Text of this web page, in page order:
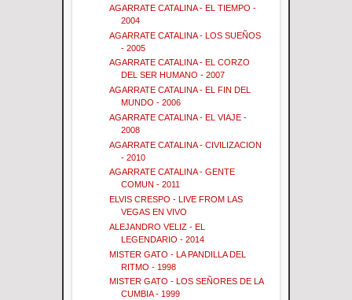
AGARRATE CATALINA - EL TIEMPO -
2004
AGARRATE CATALINA - LOS SUEÑOS
- 2005
AGARRATE CATALINA - EL CORZO
DEL SER HUMANO - 2007
AGARRATE CATALINA - EL FIN DEL
MUNDO - 2006
AGARRATE CATALINA - EL VIAJE -
2008
AGARRATE CATALINA - CIVILIZACION
- 2010
AGARRATE CATALINA - GENTE
COMUN - 2011
ELVIS CRESPO - LIVE FROM LAS
VEGAS EN VIVO
ALEJANDRO VELIZ - EL
LEGENDARIO - 2014
MISTER GATO - LA PANDILLA DEL
RITMO - 1998
MISTER GATO - LOS SEÑORES DE LA
CUMBIA - 1999